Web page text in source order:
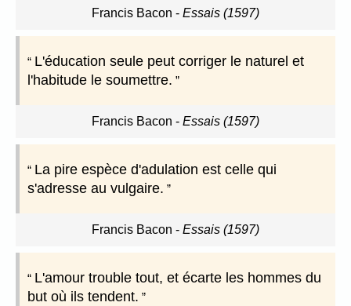
Francis Bacon - Essais (1597)
L'éducation seule peut corriger le naturel et
l'habitude le soumettre.
Francis Bacon - Essais (1597)
La pire espèce d'adulation est celle qui
s'adresse au vulgaire.
Francis Bacon - Essais (1597)
L'amour trouble tout, et écarte les hommes du
but où ils tendent.